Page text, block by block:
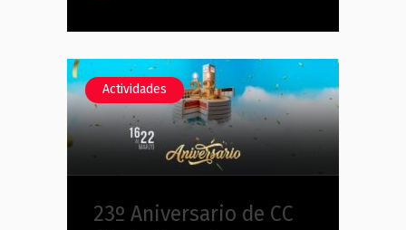
Actividades
23º Aniversario de CC